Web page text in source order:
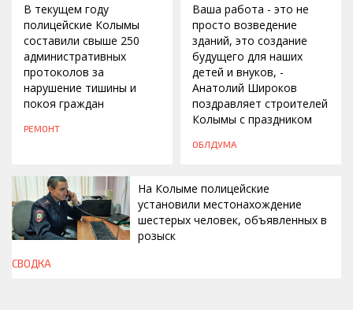
В текущем году
полицейские Колымы
составили свыше 250
административных
протоколов за
нарушение тишины и
покоя граждан
РЕМОНТ
Ваша работа - это не
просто возведение
зданий, это создание
будущего для наших
детей и внуков, -
Анатолий Широков
поздравляет строителей
Колымы с праздником
ОБЛДУМА
СЕГОДНЯ, 13:00
На Колыме полицейские
установили местонахождение
шестерых человек, объявленных в
розыск
СВОДКА